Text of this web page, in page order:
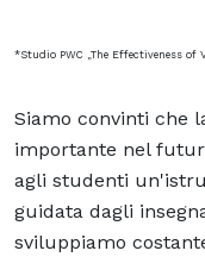
*Studio PWC „The Effectiveness
Siamo convinti che
importante nel
agli studenti
guidata dagli
sviluppiamo